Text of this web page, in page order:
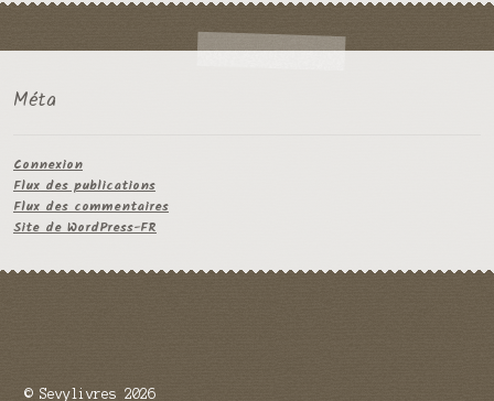
Méta
Connexion
Flux des publications
Flux des commentaires
Site de WordPress-FR
© Sevylivres 2026